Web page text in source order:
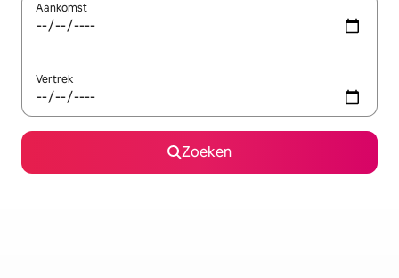
Aankomst
Vertrek
Zoeken